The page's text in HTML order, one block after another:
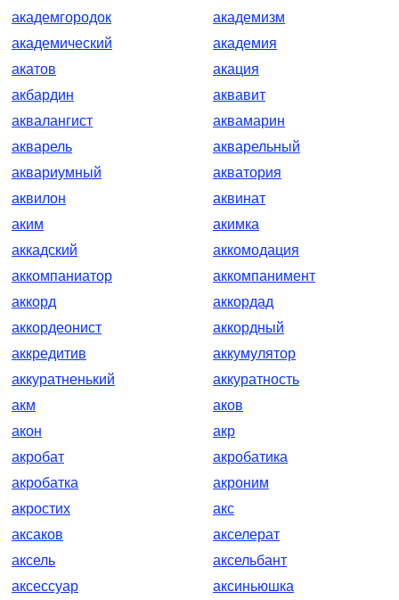
академгородок
академизм
академический
академия
акатов
акация
акбардин
аквавит
аквалангист
аквамарин
акварель
акварельный
аквариумный
акватория
аквилон
аквинат
аким
акимка
аккадский
аккомодация
аккомпаниатор
аккомпанимент
аккорд
аккордад
аккордеонист
аккордный
аккредитив
аккумулятор
аккуратненький
аккуратность
акм
аков
акон
акр
акробат
акробатика
акробатка
акроним
акростих
акс
аксаков
акселерат
аксель
аксельбант
аксессуар
аксиньюшка